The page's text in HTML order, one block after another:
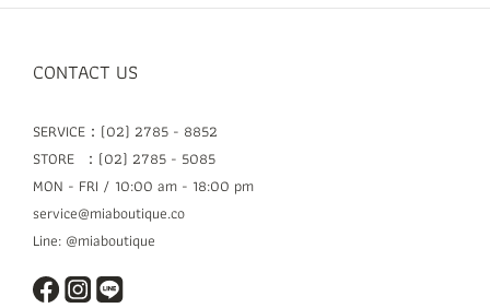
CONTACT US
SERVICE：(02) 2785 - 8852
STORE ：(02) 2785 - 5085
MON - FRI / 10:00 am - 18:00 pm
service@miaboutique.co
Line: @miaboutique